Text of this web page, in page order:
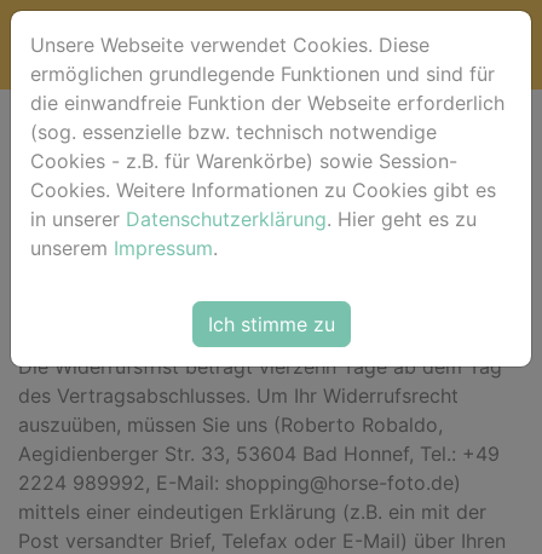
Widerrufsbelehrung
*** Beginn der Widerrufsbelehrung ***
Widerrufsrecht
Sie haben das Recht, binnen vierzehn Tagen ohne
Angabe von Gründen diesen Vertrag zu widerrufen.
Die Widerrufsfrist beträgt vierzehn Tage ab dem Tag
des Vertragsabschlusses. Um Ihr Widerrufsrecht
auszuüben, müssen Sie uns (Roberto Robaldo,
Aegidienberger Str. 33, 53604 Bad Honnef, Tel.: +49
2224 989992, E-Mail: shopping@horse-foto.de)
mittels einer eindeutigen Erklärung (z.B. ein mit der
Post versandter Brief, Telefax oder E-Mail) über Ihren
Unsere Webseite verwendet Cookies. Diese
ermöglichen grundlegende Funktionen und sind für
die einwandfreie Funktion der Webseite erforderlich
(sog. essenzielle bzw. technisch notwendige
Cookies - z.B. für Warenkörbe) sowie Session-
Cookies. Weitere Informationen zu Cookies gibt es
in unserer Datenschutzerklärung. Hier geht es zu
unserem Impressum.
Ich stimme zu